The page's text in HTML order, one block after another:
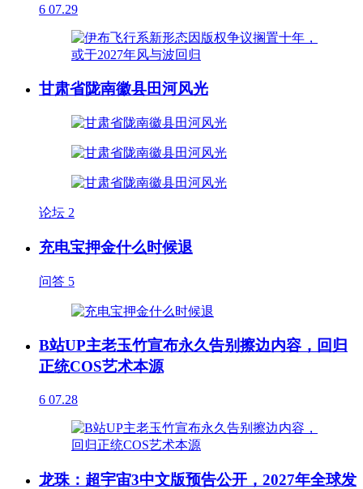
6 07.29
甘肃省陇南徽县田河风光
论坛 2
充电宝押金什么时候退
问答 5
B站UP主老玉竹宣布永久告别擦边内容，回归
正统COS艺术本源
6 07.28
龙珠：超宇宙3中文版预告公开，2027年全球发